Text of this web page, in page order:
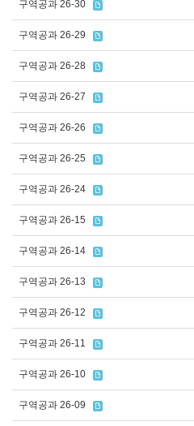
구역공과 26-30
구역공과 26-29
구역공과 26-28
구역공과 26-27
구역공과 26-26
구역공과 26-25
구역공과 26-24
구역공과 26-15
구역공과 26-14
구역공과 26-13
구역공과 26-12
구역공과 26-11
구역공과 26-10
구역공과 26-09